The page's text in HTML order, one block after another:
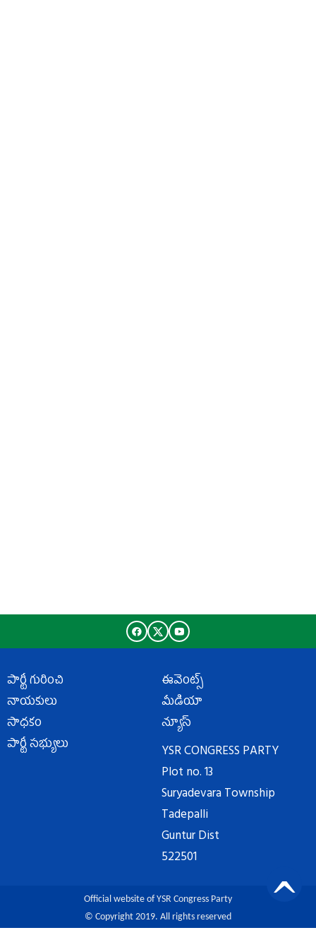
పార్టీ గురించి
నాయకులు
సాధకం
పార్టీ సభ్యులు
ఈవెంట్స్
మీడియా
న్యూస్
YSR CONGRESS PARTY
Plot no. 13
Suryadevara Township
Tadepalli
Guntur Dist
522501
Official website of YSR Congress Party
© Copyright 2019. All rights reserved